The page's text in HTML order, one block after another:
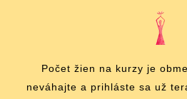
Počet žien na kurzy je
neváhajte a prihláste sa už